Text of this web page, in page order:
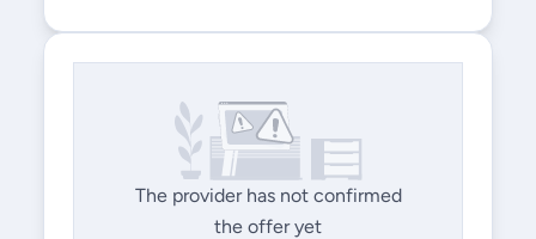
The provider has not confirmed
the offer yet